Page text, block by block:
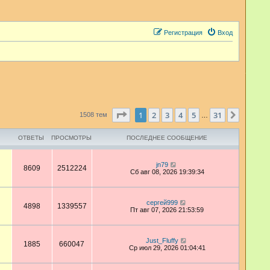
Вход
Регистрация
1508 тем Страница1 из 31
1 2 3 4 5 31
ОТВЕТЫ ПРОСМОТРЫ ПОСЛЕДНЕЕ СООБЩЕНИЕ
8609 2512224
jn79
Сб авг 08, 2026 19:39:34
4898 1339557
сергей999
Пт авг 07, 2026 21:53:59
1885 660047
Just_Fluffy
Ср июл 29, 2026 01:04:41